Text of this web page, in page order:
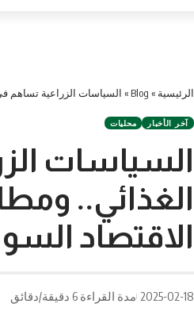
الرئيسية »
Blog
» السياسات الزراعية تساهم
آخر الأخبار محليات
السياسات
الغذائي..
الاقتصاد
2025-02-18 مدة القراءة 6 دقيقة/دقائق